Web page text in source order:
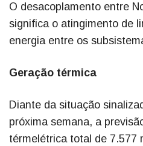
O desacoplamento entre
significa o atingimento de
energia entre os
Geração térmica
Diante da situação
próxima semana, a
térmelétrica total de 7.577